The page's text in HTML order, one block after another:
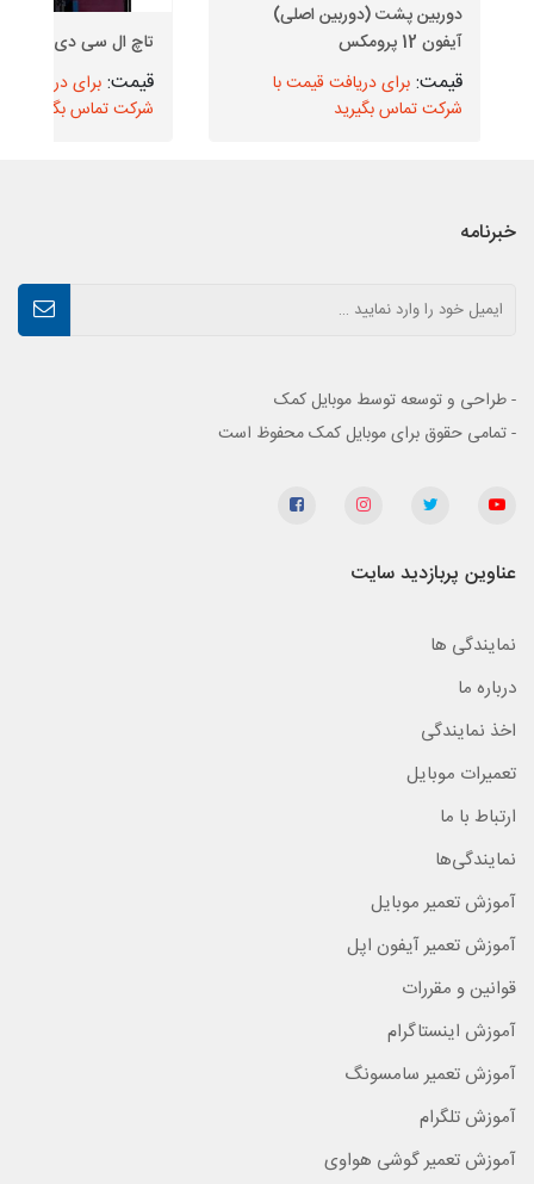
دوربین پشت (دوربین اصلی)
آیفون 12 پرومکس
برای دریافت قیمت با
شرکت تماس بگیرید
تاچ ال سی دی آیفون 11
برای دریافت
شرکت تماس بگیرید
خبرنامه
- طراحی و توسعه توسط موبایل کمک
- تمامی حقوق برای موبایل کمک محفوظ است
عناوین پربازدید سایت
نمایندگی ها
درباره ما
اخذ نمایندگی
تعمیرات موبایل
ارتباط با ما
نمایندگی‌ها
آموزش تعمیر موبایل
آموزش تعمیر آیفون اپل
قوانین و مقررات
آموزش اینستاگرام
آموزش تعمیر سامسونگ
آموزش تلگرام
آموزش تعمیر گوشی هواوی